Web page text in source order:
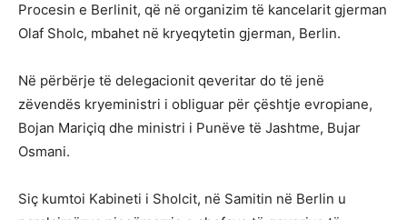
Procesin e Berlinit, që në organizim të kancelarit gjerman
Olaf Sholc, mbahet në kryeqytetin gjerman, Berlin.
Në përbërje të delegacionit qeveritar do të jenë
zëvendës kryeministri i obliguar për çështje evropiane,
Bojan Mariçiq dhe ministri i Punëve të Jashtme, Bujar
Osmani.
Siç kumtoi Kabineti i Sholcit, në Samitin në Berlin u